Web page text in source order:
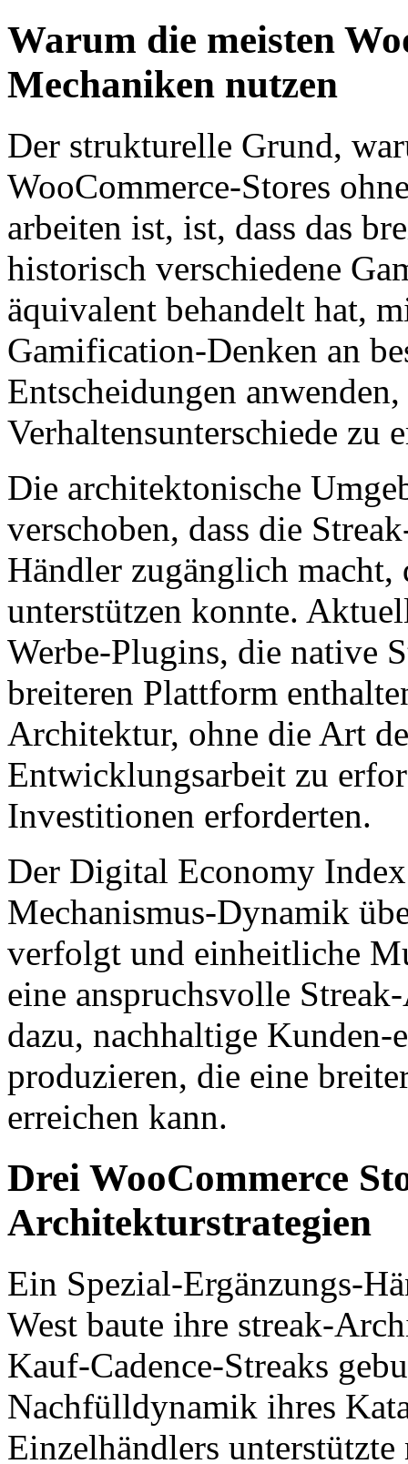
Warum die meisten
Mechaniken nutzen
Der strukturelle Grund,
WooCommerce-Stores
arbeiten ist, ist, dass das
historisch verschiedene
äquivalent behandelt hat,
Gamification-Denken an
Entscheidungen
Verhaltensunterschiede zu
Die architektonische
verschoben, dass die
Händler zugänglich
unterstützen konnte.
Werbe-Plugins, die native
breiteren Plattform
Architektur, ohne die Art
Entwicklungsarbeit zu
Investitionen erforderten.
Der Digital Economy
Mechanismus-Dynamik
verfolgt und einheitliche
eine anspruchsvolle
dazu, nachhaltige Kunden-
produzieren, die eine
erreichen kann.
Drei WooCommerce
Architekturstrategien
Ein Spezial-Ergänzungs-
West baute ihre streak-
Kauf-Cadence-Streaks
Nachfülldynamik ihres
Einzelhändlers